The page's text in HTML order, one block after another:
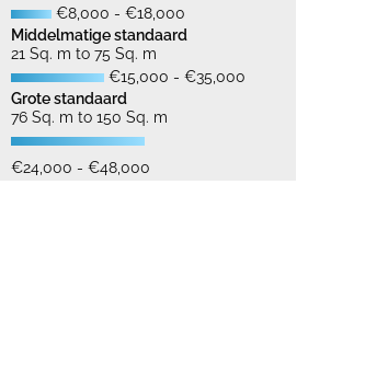
€8,000 - €18,000
Middelmatige standaard
21 Sq. m to 75 Sq. m
€15,000 - €35,000
Grote standaard
76 Sq. m to 150 Sq. m
€24,000 - €48,000